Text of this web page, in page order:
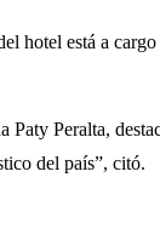
hotel está a
Peralta,
del país”, citó.